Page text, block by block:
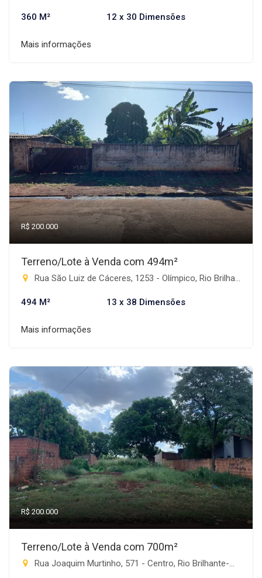
360 M² 12 x 30 Dimensões
Mais informações
R$ 200.000
Terreno/Lote à Venda com 494m²
Rua São Luiz de Cáceres, 1253 - Olímpico, Rio Brilhante-MS
494 M² 13 x 38 Dimensões
Mais informações
R$ 200.000
Terreno/Lote à Venda com 700m²
Rua Joaquim Murtinho, 571 - Centro, Rio Brilhante-MS